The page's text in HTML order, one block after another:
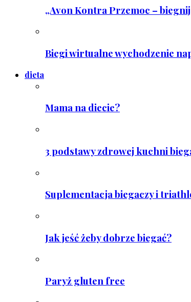
„Avon Kontra Przemoc –
Biegi wirtualne wychodzenie
dieta
Mama na diecie?
3 podstawy zdrowej kuchni
Suplementacja biegaczy i
Jak jeść żeby dobrze biegać?
Paryż gluten free